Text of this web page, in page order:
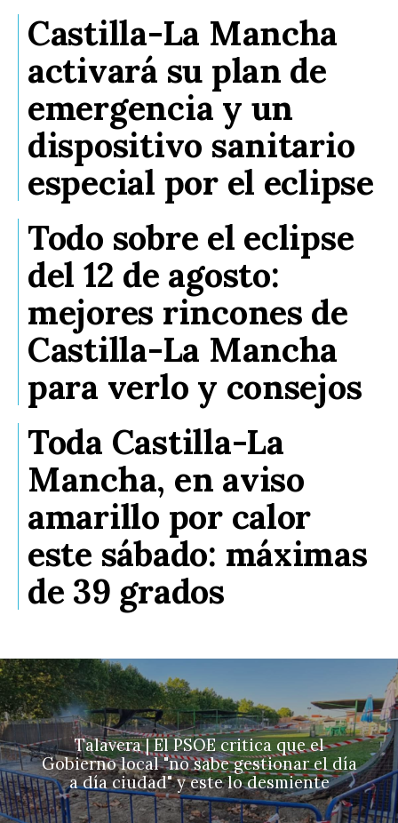
Castilla-La Mancha
activará su plan de
emergencia y un
dispositivo sanitario
especial por el eclipse
Todo sobre el eclipse
del 12 de agosto:
mejores rincones de
Castilla-La Mancha
para verlo y consejos
Toda Castilla-La
Mancha, en aviso
amarillo por calor
este sábado: máximas
de 39 grados
Talavera | El PSOE critica que el
Gobierno local "no sabe gestionar el día
a día ciudad" y este lo desmiente